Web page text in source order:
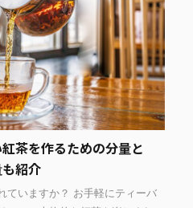
茶を作るための分量と
紹介
ていますか？ お手軽にティーバ